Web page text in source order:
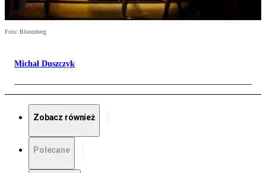
Foto: Bloomberg
Michał Duszczyk
Zobacz również
Polecane